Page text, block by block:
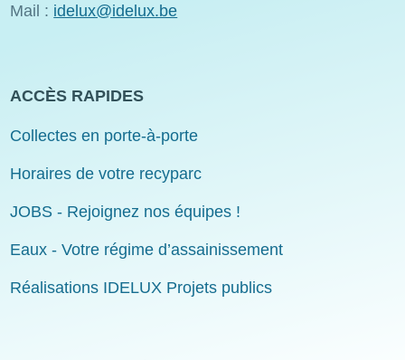
Mail : idelux@idelux.be
ACCÈS RAPIDES
Collectes en porte-à-porte
Horaires de votre recyparc
JOBS - Rejoignez nos équipes !
Eaux - Votre régime d’assainissement
Réalisations IDELUX Projets publics